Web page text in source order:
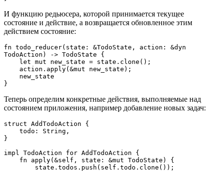
И функцию редьюсера, которой принимается текущее
состояние и действие, а возвращается обновленное этим
действием состояние:
fn todo_reducer(state: &TodoState, action: &dyn
TodoAction) -> TodoState {
    let mut new_state = state.clone();
    action.apply(&mut new_state);
    new_state
}
Теперь определим конкретные действия, выполняемые над
состоянием приложения, например добавление новых задач:
struct AddTodoAction {
    todo: String,
}
impl TodoAction for AddTodoAction {
    fn apply(&self, state: &mut TodoState) {
        state.todos.push(self.todo.clone());